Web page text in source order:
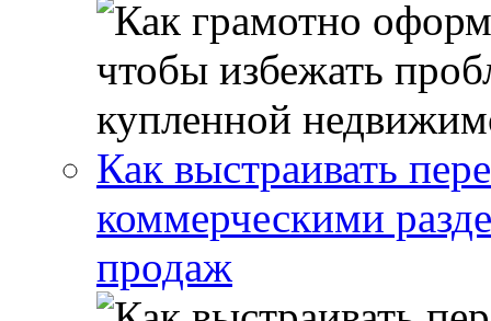
Как выстраивать
коммерческими
продаж